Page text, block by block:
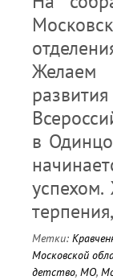
Желаем
в
Метки:
Московской
детство, МО,